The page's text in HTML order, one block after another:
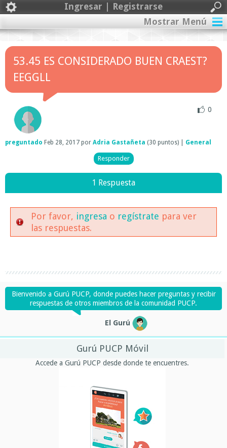
Ingresar | Registrarse
Mostrar Menú
53.45 ES CONSIDERADO BUEN CRAEST?
EEGGLL
0
preguntado Feb 28, 2017 por Adria Gastañeta (30 puntos) General
1 Respuesta
Por favor, ingresa o regístrate para ver
las respuestas.
Bienvenido a Gurú PUCP, donde puedes hacer preguntas y recibir
respuestas de otros miembros de la comunidad PUCP.
El Gurú
Gurú PUCP Móvil
Accede a Gurú PUCP desde donde te encuentres.